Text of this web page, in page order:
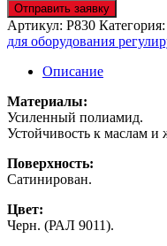
Отправить заявку
Артикул: P830 Категория:
для оборудования
Описание
Материалы:
Усиленный полиамид.
Устойчивость к маслам и
Поверхность:
Сатинирован.
Цвет:
Черн. (РАЛ 9011).